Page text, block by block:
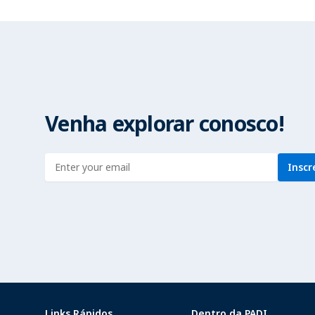
Venha explorar conosco!
Enter address